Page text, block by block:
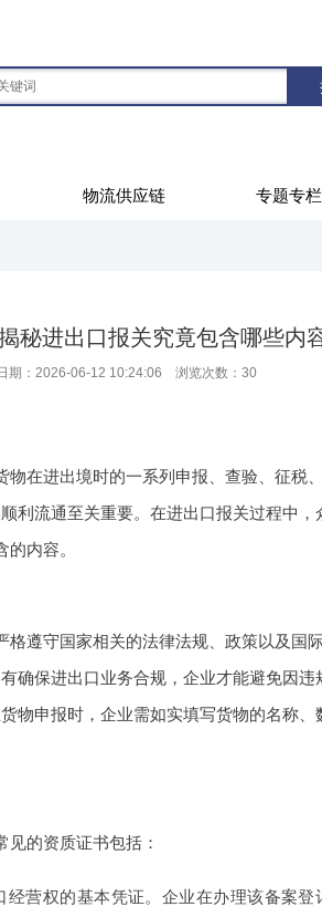
物流供应链 专题专栏
秘进出口报关究竟包含哪些内
期：2026-06-12 10:24:06 浏览次数： 30
在进出境时的一系列申报、查验、征税
利流通至关重要。在进出口报关过程中
内容。
遵守国家相关的法律法规、政策以及国
确保进出口业务合规，企业才能避免因违
物申报时，企业需如实填写货物的名称
的资质证书包括：
经营权的基本凭证。企业在办理该备案